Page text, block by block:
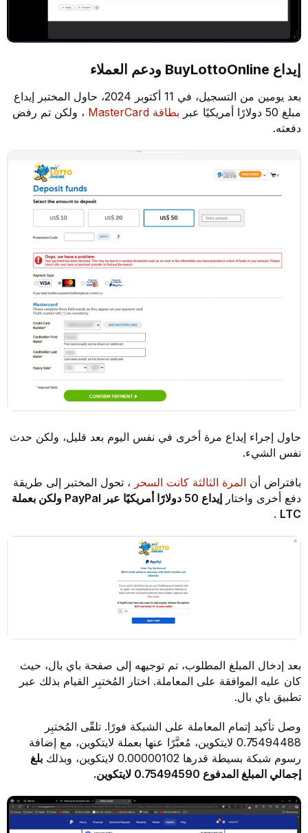
إيداع BuyLottoOnline ودعم العملاء
بعد يومين من التسجيل، في 11 أكتوبر 2024، حاول المختبر إيداع
مبلغ 50 دولارًا أمريكيًا عبر
بطاقة MasterCard
، ولكن تم رفض
دفعته.
حاول إجراء إيداع مرة أخرى في نفس اليوم بعد قليل، ولكن حدث
نفس الشيء.
بافتراض أنالمرة الثالثة كانت السحر، تحول المختبر إلى طريقة
دفع أخرى واختار
إيداع 50 دولارًا أمريكيًا عبر PayPal ولكن بعملة
LTC
.
بعد إدخال المبلغ المطلوب، تم توجيهه إلى صفحة باي بال، حيث
كان عليه الموافقة على المعاملة. اختار المُختبِر القيام بذلك عبر
تطبيق باي بال.
وصل تأكيد إتمام المعاملة على الشبكة فورًا. تلقّى المُختبِر
0.75494488 لايتكوين، مُعبَّرًا عنها بعملة لايتكوين، مع إضافة
رسوم شبكة بسيطة قدرها 0.00000102 لايتكوين، وبذلك
بلغ
إجمالي المبلغ المدفوع 0.75494590 لايتكوين.